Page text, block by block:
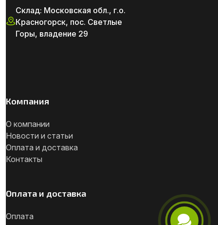
Склад: Московская обл., г.о.
Красногорск, пос. Светлые
Горы, владение 29
Компания
О компании
Новости и статьи
Оплата и доставка
Контакты
Оплата и доставка
Оплата